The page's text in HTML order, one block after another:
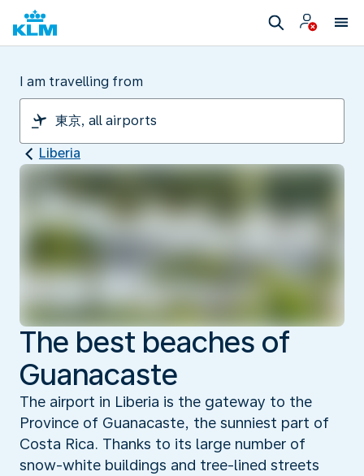
I am travelling from
Liberia
The best beaches of
Guanacaste
The airport in Liberia is the gateway to the
Province of Guanacaste, the sunniest part of
Costa Rica. Thanks to its large number of
snow-white buildings and tree-lined streets